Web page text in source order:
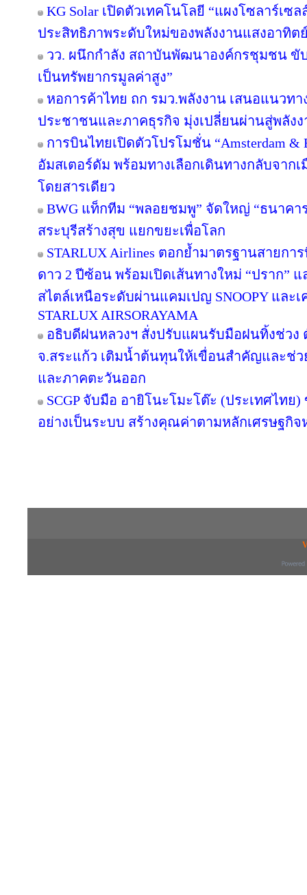
KG Solar เปิดตัวเทคโนโลยี “แผงโซลาร์เซ
ประสิทธิภาพระดับใหม่ของพลังงานแสงอาทิต
วว. ผนึกกำลัง สถาบันพัฒนาองค์กรชุมชน ขั
เป็นทรัพยากรมูลค่าสูง”
หอการค้าไทย ถก รมว.พลังงาน เสนอแนวท
ประชาชนและภาคธุรกิจ มุ่งเปลี่ยนผ่านสู่พลัง
การบินไทยเปิดตัวโปรโมชั่น “Amsterdam &
อัมสเตอร์ดัม พร้อมทางเลือกเดินทางกลับจาก
โดยสารเดียว
BWG แท็กทีม “พลอยชมพู” จัดใหญ่ “ธนาคา
สระบุรีสร้างสุข แยกขยะเพื่อโลก
STARLUX Airlines ตอกย้ำมาตรฐานสายกา
ดาว 2 ปีซ้อน พร้อมเปิดเส้นทางใหม่ “ปราก”
สไตล์เหนือระดับผ่านแคมเปญ SNOOPY และ
STARLUX AIRSORAYAMA
อธิบดีฝนหลวงฯ สั่งปรับแผนรับมือฝนทิ้งช่วง
จ.สระแก้ว เติมน้ำต้นทุนให้เขื่อนสำคัญและช่ว
และภาคตะวันออก
SCGP จับมือ อายิโนะโมะโต๊ะ (ประเทศไทย
อย่างเป็นระบบ สร้างคุณค่าตามหลักเศรษฐกิจ